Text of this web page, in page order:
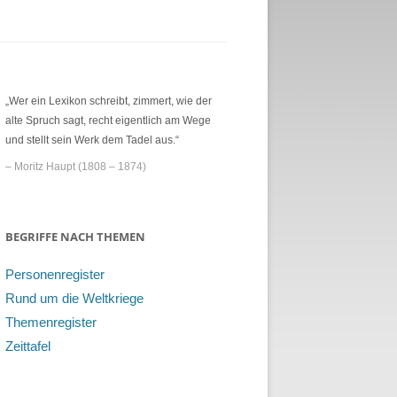
„Wer ein Lexikon schreibt, zimmert, wie der
alte Spruch sagt, recht eigentlich am Wege
und stellt sein Werk dem Tadel aus.“
– Moritz Haupt (1808 – 1874)
BEGRIFFE NACH THEMEN
Personenregister
Rund um die Weltkriege
Themenregister
Zeittafel